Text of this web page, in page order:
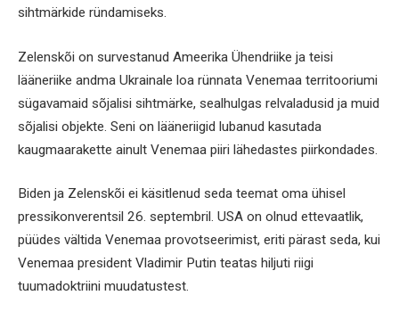
sihtmärkide ründamiseks.
Zelenskõi on survestanud Ameerika Ühendriike ja teisi
lääneriike andma Ukrainale loa rünnata Venemaa territooriumi
sügavamaid sõjalisi sihtmärke, sealhulgas relvaladusid ja muid
sõjalisi objekte. Seni on lääneriigid lubanud kasutada
kaugmaarakette ainult Venemaa piiri lähedastes piirkondades.
Biden ja Zelenskõi ei käsitlenud seda teemat oma ühisel
pressikonverentsil 26. septembril. USA on olnud ettevaatlik,
püüdes vältida Venemaa provotseerimist, eriti pärast seda, kui
Venemaa president Vladimir Putin teatas hiljuti riigi
tuumadoktriini muudatustest.